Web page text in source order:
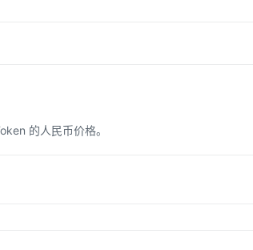
的人民币价格。